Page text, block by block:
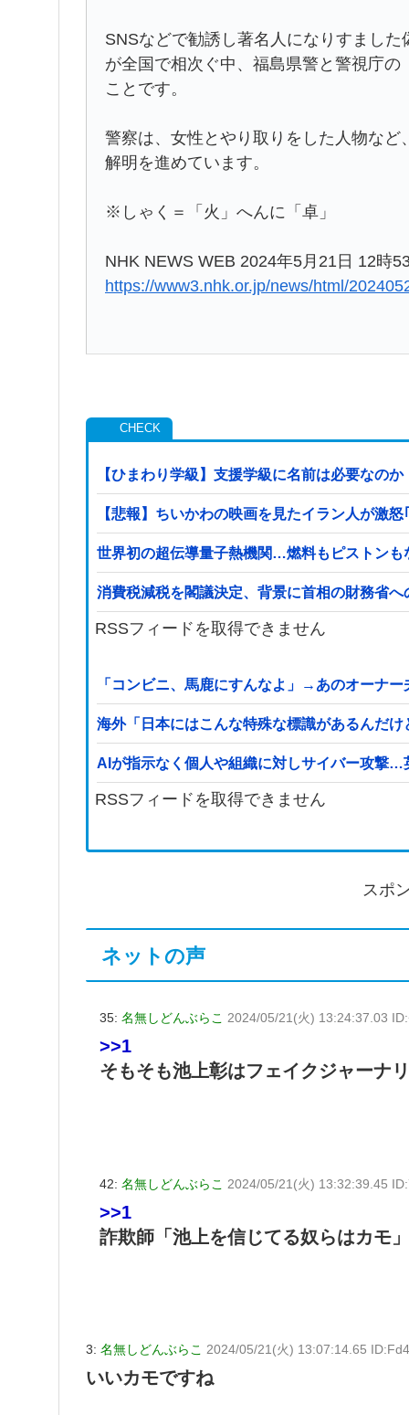
SNSなどで勧誘し著名人になりすまし
が全国で相次ぐ中、福島県警と警視庁
ことです。
警察は、女性とやり取りをした人物な
解明を進めています。
※しゃく＝「火」へんに「卓」
NHK NEWS WEB 2024年5月21日 12時
https://www3.nhk.or.jp/news/html/
【ひまわり学級】支援学級に名前は必要なのか
【悲報】ちいかわの映画を見たイラン人が激
世界初の超伝導量子熱機関…燃料もピストンも
消費税減税を閣議決定、背景に首相の財務省
RSSフィードを取得できません
「コンビニ、馬鹿にすんなよ」→あのオーナ
海外「日本にはこんな特殊な標識があるんだ
AIが指示なく個人や組織に対しサイバー攻撃…
RSSフィードを取得できません
スポ
ネットの声
35: 名無しどんぶらこ 2024/05/21(火) 13:24:37.03
>>1
そもそも池上彰はフェイクジャーナ
42: 名無しどんぶらこ 2024/05/21(火) 13:32:39.45
>>1
詐欺師「池上を信じてる奴らはカモ」
3: 名無しどんぶらこ 2024/05/21(火) 13:07:14.65
いいカモですね